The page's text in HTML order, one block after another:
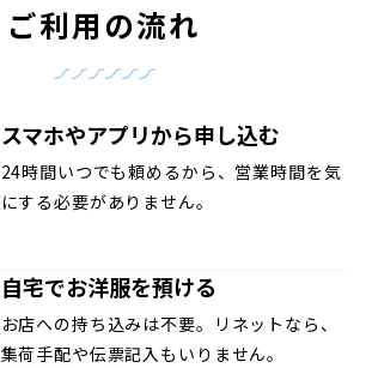
ご利用の流れ
スマホやアプリから申し込む
24時間いつでも頼めるから、営業時間を気
にする必要がありません。
自宅でお洋服を預ける
お店への持ち込みは不要。リネットなら、
集荷手配や伝票記入もいりません。